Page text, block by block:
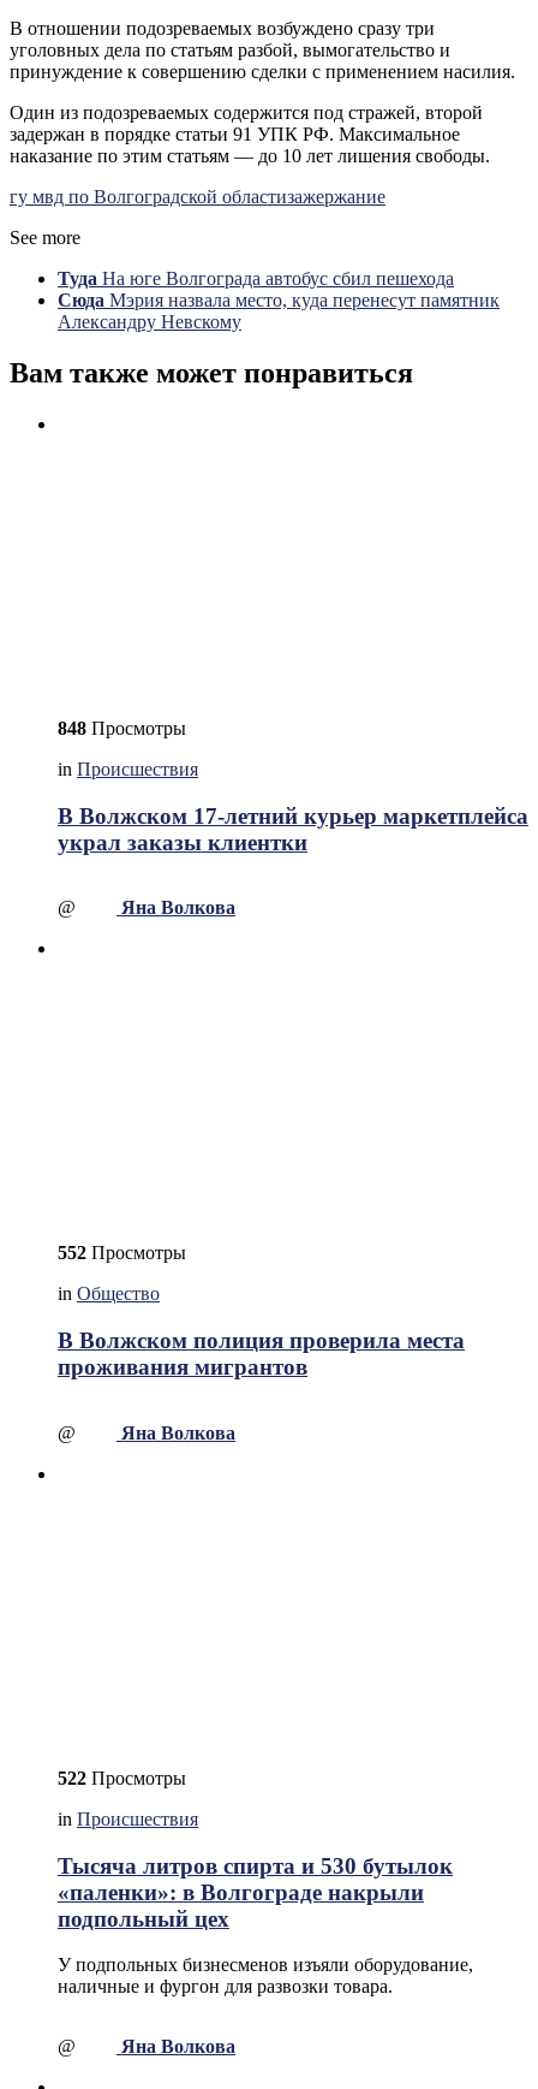
В отношении подозреваемых возбуждено сразу три
уголовных дела по статьям разбой, вымогательство и
принуждение к совершению сделки с применением насилия.
Один из подозреваемых содержится под стражей, второй
задержан в порядке статьи 91 УПК РФ. Максимальное
наказание по этим статьям — до 10 лет лишения свободы.
гу мвд по Волгоградской областизажержание
See more
Туда На юге Волгограда автобус сбил пешехода
Сюда Мэрия назвала место, куда перенесут памятник
Александру Невскому
Вам также может понравиться
848 Просмотры
in Происшествия
В Волжском 17-летний курьер маркетплейса
украл заказы клиентки
@ Яна Волкова
552 Просмотры
in Общество
В Волжском полиция проверила места
проживания мигрантов
@ Яна Волкова
522 Просмотры
in Происшествия
Тысяча литров спирта и 530 бутылок
«паленки»: в Волгограде накрыли
подпольный цех
У подпольных бизнесменов изъяли оборудование,
наличные и фургон для развозки товара.
@ Яна Волкова